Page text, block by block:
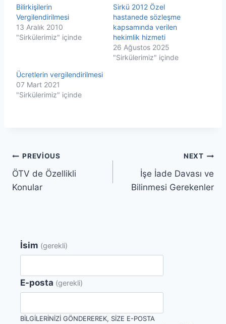
Bilirkişilerin
Vergilendirilmesi
13 Aralık 2010
"Sirkülerimiz" içinde
Sirkü 2012 Özel
hastanede sözleşme
kapsamında verilen
hekimlik hizmeti
26 Ağustos 2025
"Sirkülerimiz" içinde
Ücretlerin vergilendirilmesi
07 Mart 2021
"Sirkülerimiz" içinde
Yazı
gezinmesi
PREVIOUS
ÖTV de Özellikli
Konular
NEXT
İşe İade Davası ve
Bilinmesi Gerekenler
İsim (gerekli)
E-posta (gerekli)
BILGILERINIZI GÖNDEREREK, SIZE E-POSTA